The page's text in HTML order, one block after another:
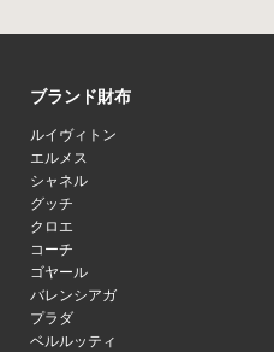
ブランド財布
ルイヴィトン
エルメス
シャネル
グッチ
クロエ
コーチ
ゴヤール
バレンシアガ
プラダ
ベルルッティ